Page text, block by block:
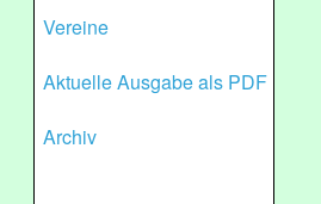
Vereine
Aktuelle Ausgabe als PDF
Archiv